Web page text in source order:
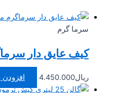
سرما گرم
کیف عایق دار
4.450.000
افزودن به